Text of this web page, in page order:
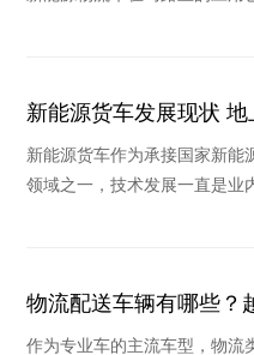
新
新能源货车作为承接国家新
领域之一，技术发展一直是业
物流配送车辆有哪些？
车
作为专业车的主流车型，物流